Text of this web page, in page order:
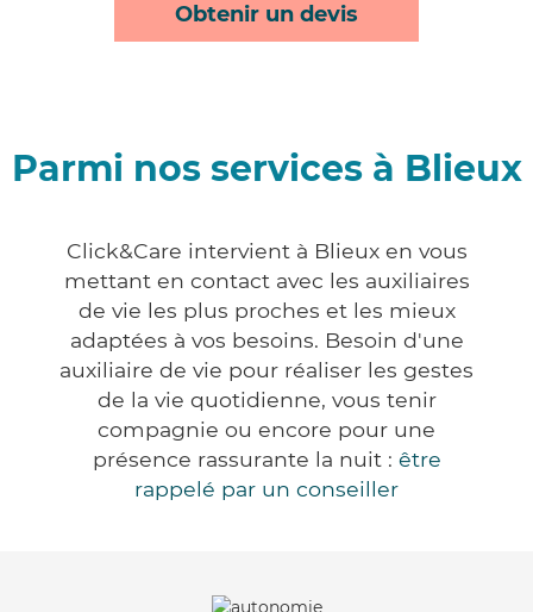
Obtenir un devis
Parmi nos services à Blieux
Click&Care intervient à Blieux en vous
mettant en contact avec les auxiliaires
de vie les plus proches et les mieux
adaptées à vos besoins. Besoin d'une
auxiliaire de vie pour réaliser les gestes
de la vie quotidienne, vous tenir
compagnie ou encore pour une
présence rassurante la nuit : être
rappelé par un conseiller